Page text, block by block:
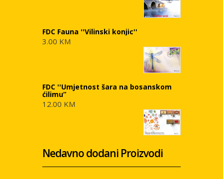
FDC Fauna ''Vilinski konjic''
3.00 KM
FDC ''Umjetnost šara na bosanskom
ćilimu”
12.00 KM
Nedavno dodani Proizvodi